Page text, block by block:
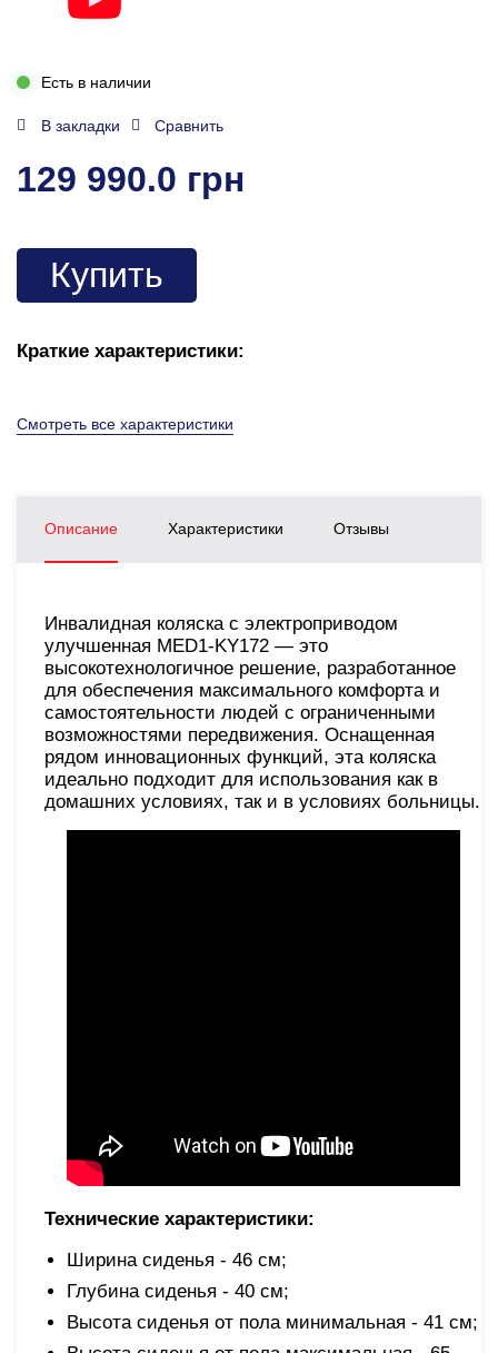
Есть в наличии
В закладки Сравнить
129 990.0 грн
Купить
Краткие характеристики:
Смотреть все характеристики
Описание Характеристики Отзывы
Инвалидная коляска с электроприводом
улучшенная MED1-KY172 — это
высокотехнологичное решение, разработанное
для обеспечения максимального комфорта и
самостоятельности людей с ограниченными
возможностями передвижения. Оснащенная
рядом инновационных функций, эта коляска
идеально подходит для использования как в
домашних условиях, так и в условиях больницы.
Технические характеристики:
Ширина сиденья - 46 см;
Глубина сиденья - 40 см;
Высота сиденья от пола минимальная - 41 см;